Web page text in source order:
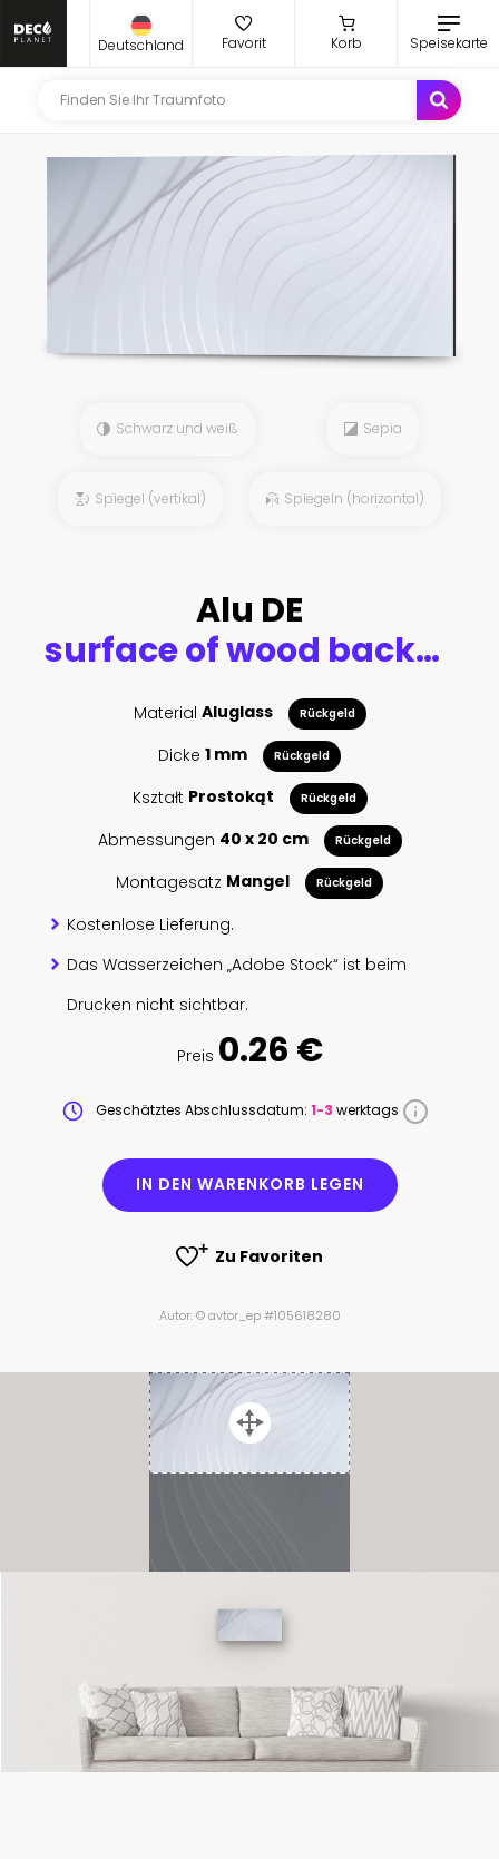
Deutschland Favorit Korb Speisekarte
Schwarz und weiß Sepia
Spiegel (vertikal) Spiegeln (horizontal)
Alu DE
surface of wood background
Material Aluglass Rückgeld
Dicke 1 mm Rückgeld
Kształt Prostokąt Rückgeld
Abmessungen 40 x 20 cm Rückgeld
Montagesatz Mangel Rückgeld
Kostenlose Lieferung.
Das Wasserzeichen „Adobe Stock“ ist beim
Drucken nicht sichtbar.
Preis 0.26 €
Geschätztes Abschlussdatum: 1-3 werktags
IN DEN WARENKORB LEGEN
Zu Favoriten
Autor: © avtor_ep #105618280